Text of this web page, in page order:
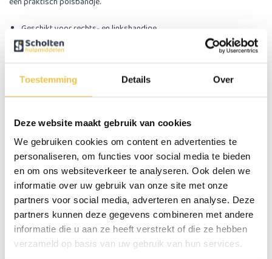
Toestemming Details Over
Deze website maakt gebruik van cookies
We gebruiken cookies om content en advertenties te
personaliseren, om functies voor social media te bieden
en om ons websiteverkeer te analyseren. Ook delen we
informatie over uw gebruik van onze site met onze
partners voor social media, adverteren en analyse. Deze
partners kunnen deze gegevens combineren met andere
informatie die u aan ze heeft verstrekt of die ze hebben
verzameld op basis van uw gebruik van hun services.
Geschikt voor rechts- en linkshandige
Ergonomisch gevormd handvat
In hoogte verstelbaar in 10 stappen
Hoogte handvat
77 tot 100 cm
Maximale gebruikersgewicht
113 kg
Gewicht
340 gram
Aluminium
Kleur
Blauw
Lengte handvat
14 cm
Geschikt voor rechts- en linkshandige